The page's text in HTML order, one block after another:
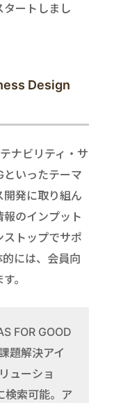
ートしまし
Design
ナビリティ・サ
といったテーマ
発に取り組ん
のインプット
トップでサポ
には、会員向
。
FOR GOOD
題解決アイ
ューショ
検索可能。ア